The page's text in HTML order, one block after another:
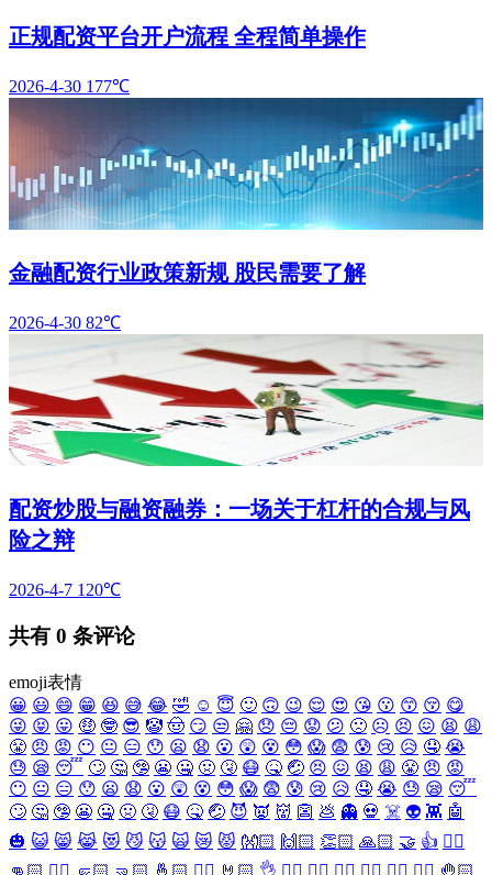
正规配资平台开户流程 全程简单操作
2026-4-30 177℃
金融配资行业政策新规 股民需要了解
2026-4-30 82℃
配资炒股与融资融券：一场关于杠杆的合规与风
险之辩
2026-4-7 120℃
共有 0 条评论
emoji表情
😀 😃 😄 😁 😆 😅 😂 🤣 ☺️ 😇 🙂 🙃 😉 😌 😍 😘 😗 😙 😚 😋
😜 😝 😛 🤑 🤓 😎 🤡 🤠 😏 😒 🤗 😞 😔 😟 😕 🙁 ☹️ 😣 😖 😫 😩
😤 😠 😡 😶 😐 😑 😯 😦 😧 😮 😲 😵 😳 😱 😨 😰 😢 😥 🤤 😭
😓 😪 😴 🙄 🤔 🤥 😬 🤐 🤢 🤧 😷 🤒 🤕 😣 😖 😫 😩 😤 😠 😡
😶 😐 😑 😯 😦 😧 😮 😲 😵 😳 😱 😨 😰 😢 😥 🤤 😭 😓 😪 😴
🙄 🤔 🤥 😬 🤐 🤢 🤧 😷 🤒 🤕 😈 👿 👹 👺 💩 👻 💀 ☠️ 👽 👾 🤖
🎃 😺 😸 😹 😻 😼 😽 🙀 😿 😾 👐🏻 🙌🏻 👏🏻 🙏🏻 🤝 👍 👎🏻
👊🏻 ✊🏻 🤛🏻 🤜🏻 🤞🏻 ✌🏻 🤘🏻 👌 👈🏻 👉🏻 👆🏻 👇🏻 ☝🏻 ✋🏻 🤚🏻